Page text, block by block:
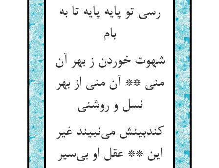
رسی تو پایه پایه تا به
بام
شهوت خوردن ز بهر آن
منی ** آن منی از بهر
نسل و روشنی
کندبینش می‌نبیند غیر
این ** عقل او بی‌سیر